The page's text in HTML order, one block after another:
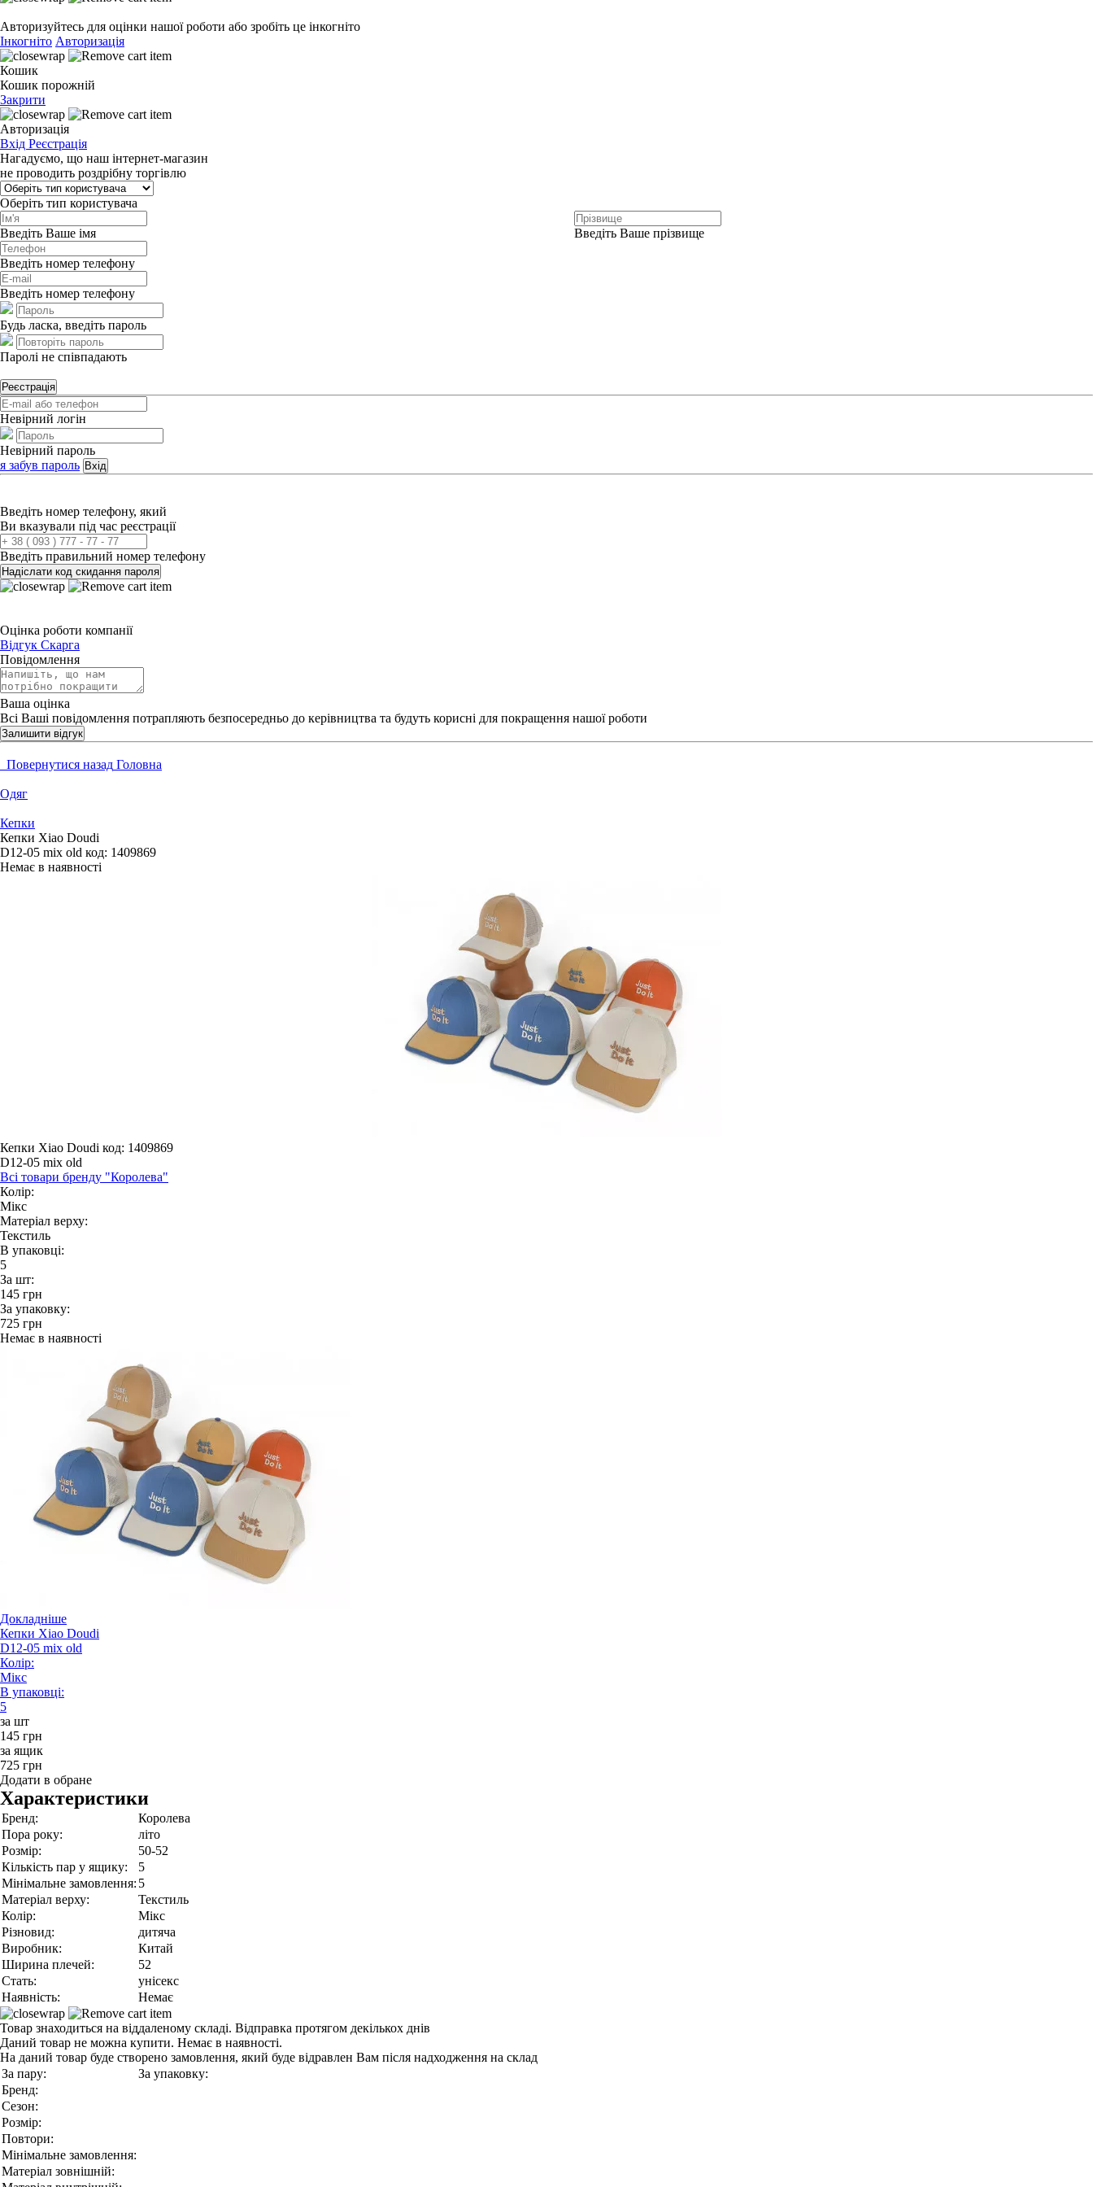
Авторизуйтесь для оцінки нашої роботи або зробіть це інкогніто
Інкогніто Авторизація
Кошик
Кошик порожній
Закрити
Авторизація
Вхід Реєстрація
Нагадуємо, що наш інтернет-магазин
не проводить роздрібну торгівлю
Оберіть тип користувача
Введіть Ваше імя Введіть Ваше прізвище
Введіть номер телефону
Введіть номер телефону
Будь ласка, введіть пароль
Паролі не співпадають
Реєстрація
Невірний логін
Невірний пароль
я забув пароль Вхід
Введіть номер телефону, який
Ви вказували під час реєстрації
Введіть правильний номер телефону
Надіслати код скидання пароля
Оцінка роботи компанії
Відгук Скарга
Повідомлення
Ваша оцінка
Всі Ваші повідомлення потрапляють безпосередньо до керівництва та будуть корисні для покращення нашої роботи
Залишити відгук
Повернутися назад Головна
Одяг
Кепки
Кепки Xiao Doudi
D12-05 mix old код: 1409869
Немає в наявності
Кепки Xiao Doudi код: 1409869
D12-05 mix old
Всі товари бренду "Королева"
Колір:
Мікс
Матеріал верху:
Текстиль
В упаковці:
5
За шт:
145 грн
За упаковку:
725 грн
Немає в наявності
Докладніше
Кепки Xiao Doudi
D12-05 mix old
Колір:
Мікс
В упаковці:
5
за шт
145 грн
за ящик
725 грн
Додати в обране
Характеристики
Бренд:
Королева
Пора року:
літо
Розмір:
50-52
Кількість пар у ящику:
5
Мінімальне замовлення: 5
Матеріал верху:
Текстиль
Колір:
Мікс
Різновид:
дитяча
Виробник:
Китай
Ширина плечей:
52
Стать:
унісекс
Наявність:
Немає
Товар знаходиться на віддаленому складі. Відправка протягом декількох днів
Даний товар не можна купити. Немає в наявності.
На даний товар буде створено замовлення, який буде відравлен Вам після надходження на склад
За пару:
За упаковку:
Бренд:
Сезон:
Розмір:
Повтори:
Мінімальне замовлення:
Матеріал зовнішній: